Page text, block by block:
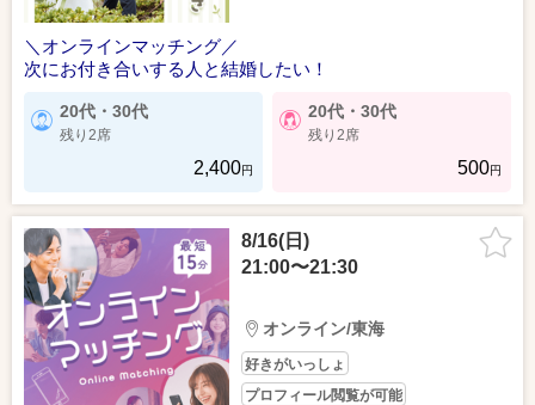
＼オンラインマッチング／
次にお付き合いする人と結婚したい！
20代・30代
残り2席
2,400円
20代・30代
残り2席
500円
8/16(日)
21:00〜21:30
オンライン/東海
好きがいっしょ
プロフィール閲覧が可能